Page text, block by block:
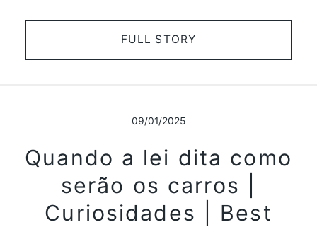
FULL STORY
09/01/2025
Quando a lei dita como
serão os carros |
Curiosidades | Best